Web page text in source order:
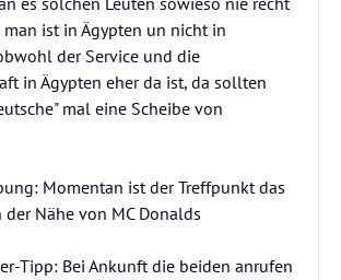
man ist in Ägypten un nicht in
der Service und die
in Ägypten eher da ist, da sollten
mal eine Scheibe von
Momentan ist der Treffpunkt das
der Nähe von MC Donalds
Tipp: Bei Ankunft die beiden anrufen